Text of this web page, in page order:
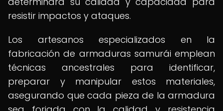
resistir impactos y ataques.
Los artesanos especializados en la
fabricación de armaduras samurái emplean
técnicas ancestrales para identificar,
preparar y manipular estos materiales,
asegurando que cada pieza de la armadura